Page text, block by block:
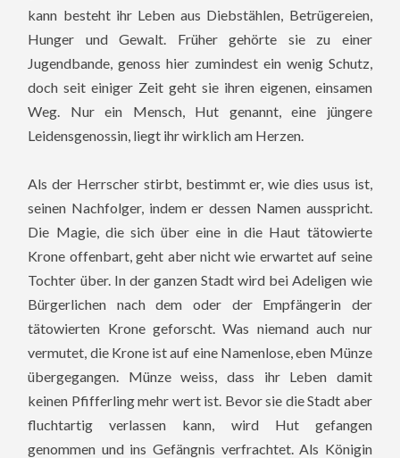
kann besteht ihr Leben aus Diebstählen, Betrügereien,
Hunger und Gewalt. Früher gehörte sie zu einer
Jugendbande, genoss hier zumindest ein wenig Schutz,
doch seit einiger Zeit geht sie ihren eigenen, einsamen
Weg. Nur ein Mensch, Hut genannt, eine jüngere
Leidensgenossin, liegt ihr wirklich am Herzen.
Als der Herrscher stirbt, bestimmt er, wie dies usus ist,
seinen Nachfolger, indem er dessen Namen ausspricht.
Die Magie, die sich über eine in die Haut tätowierte
Krone offenbart, geht aber nicht wie erwartet auf seine
Tochter über. In der ganzen Stadt wird bei Adeligen wie
Bürgerlichen nach dem oder der Empfängerin der
tätowierten Krone geforscht. Was niemand auch nur
vermutet, die Krone ist auf eine Namenlose, eben Münze
übergegangen. Münze weiss, dass ihr Leben damit
keinen Pfifferling mehr wert ist. Bevor sie die Stadt aber
fluchtartig verlassen kann, wird Hut gefangen
genommen und ins Gefängnis verfrachtet. Als Königin